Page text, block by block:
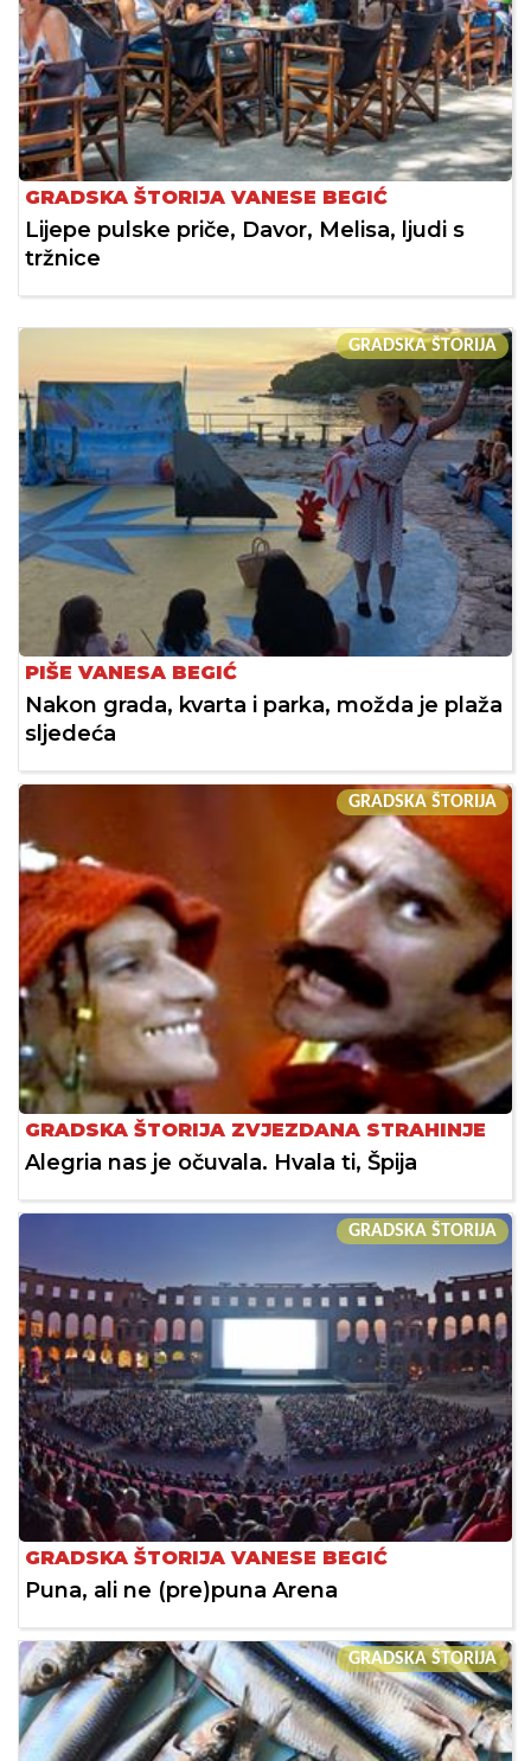
GRADSKA ŠTORIJA VANESE BEGIĆ
Lijepe pulske priče, Davor, Melisa, ljudi s
tržnice
GRADSKA ŠTORIJA
PIŠE VANESA BEGIĆ
Nakon grada, kvarta i parka, možda je plaža
sljedeća
GRADSKA ŠTORIJA
GRADSKA ŠTORIJA ZVJEZDANA STRAHINJE
Alegria nas je očuvala. Hvala ti, Špija
GRADSKA ŠTORIJA
GRADSKA ŠTORIJA VANESE BEGIĆ
Puna, ali ne (pre)puna Arena
GRADSKA ŠTORIJA